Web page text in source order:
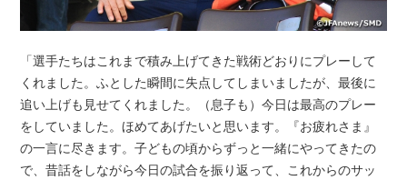
「選手たちはこれまで積み上げてきた戦術どおりにプレーして
くれました。ふとした瞬間に失点してしまいましたが、最後に
追い上げも見せてくれました。（息子も）今日は最高のプレー
をしていました。ほめてあげたいと思います。『お疲れさま』
の一言に尽きます。子どもの頃からずっと一緒にやってきたの
で、昔話をしながら今日の試合を振り返って、これからのサッ